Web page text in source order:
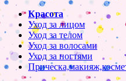
Красота
Уход за лицом
Уход за телом
Уход за волосами
Уход за ногтями